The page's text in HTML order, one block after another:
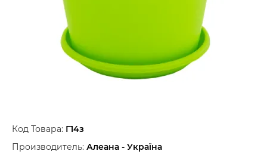
Код Товара: Г14з
Производитель: Алеана - Україна